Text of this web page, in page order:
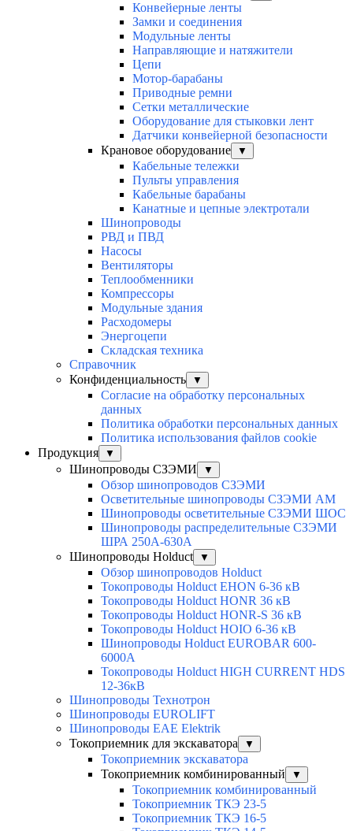
Конвейерные ленты
Замки и соединения
Модульные ленты
Направляющие и натяжители
Цепи
Мотор-барабаны
Приводные ремни
Сетки металлические
Оборудование для стыковки лент
Датчики конвейерной безопасности
Крановое оборудование
▼
Кабельные тележки
Пульты управления
Кабельные барабаны
Канатные и цепные электротали
Шинопроводы
РВД и ПВД
Насосы
Вентиляторы
Теплообменники
Компрессоры
Модульные здания
Расходомеры
Энергоцепи
Складская техника
Справочник
Конфиденциальность
▼
Согласие на обработку персональных
данных
Политика обработки персональных данных
Политика использования файлов cookie
Продукция
▼
Шинопроводы СЗЭМИ ▼
Обзор шинопроводов СЗЭМИ
Осветительные шинопроводы СЗЭМИ АМ
Шинопроводы осветительные СЗЭМИ ШОС
Шинопроводы распределительные СЗЭМИ
ШРА 250А-630А
Шинопроводы Holduct
▼
Обзор шинопроводов Holduct
Токопроводы Holduct EHON 6-36 кВ
Токопроводы Holduct HONR 36 кВ
Токопроводы Holduct HONR-S 36 кВ
Токопроводы Holduct HOIO 6-36 кВ
Шинопроводы Holduct EUROBAR 600-
6000А
Токопроводы Holduct HIGH CURRENT HDS
12-36кВ
Шинопроводы Технотрон
Шинопроводы EUROLIFT
Шинопроводы EAE Elektrik
Токоприемник для экскаватора
▼
Токоприемник экскаватора
Токоприемник комбинированный
▼
Токоприемник комбинированный
Токоприемник ТКЭ 23-5
Токоприемник ТКЭ 16-5